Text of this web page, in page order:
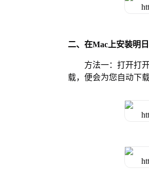
二、在Mac上安装明
方法一：打开打
载，便会为您自动下载